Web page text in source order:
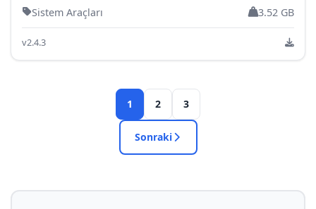
Sistem Araçları 3.52 GB
v2.4.3
1 2 3
Sonraki